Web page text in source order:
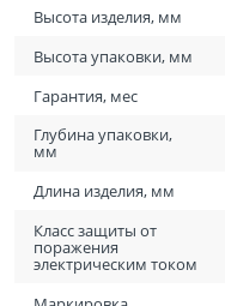
Высота изделия, мм
Высота упаковки, мм
Гарантия, мес
Глубина упаковки,
мм
Длина изделия, мм
Класс защиты от
поражения
электрическим током